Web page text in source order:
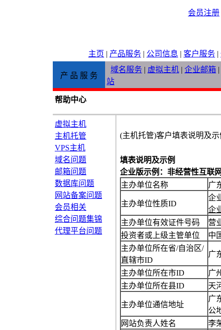
会员注册
主页 | 产品服务 | 公司信息 | 客户服务 |
产 品 服 务
域名服务 | 虚拟主机 | 企业邮箱 |
站
帮助中心
虚拟主机
主机托管
VPS主机
域名问题
邮箱问题
数据库问题
网站备案问题
会员相关
综合问题集锦
代理平台问题
(主机托管)客户填表说明及示
填表说明及示例
企业版示例 ： 非经营性互联
主办单位名称
广
主办单位性质ID
企
企
主办单位有效证件号码
营
投资者或上级主管单位
中
主办单位所在省/自治区/
直辖市ID
广
主办单位所在市ID
广
主办单位所在县ID
天
主办单位通信地址
广
公
网站负责人姓名
李